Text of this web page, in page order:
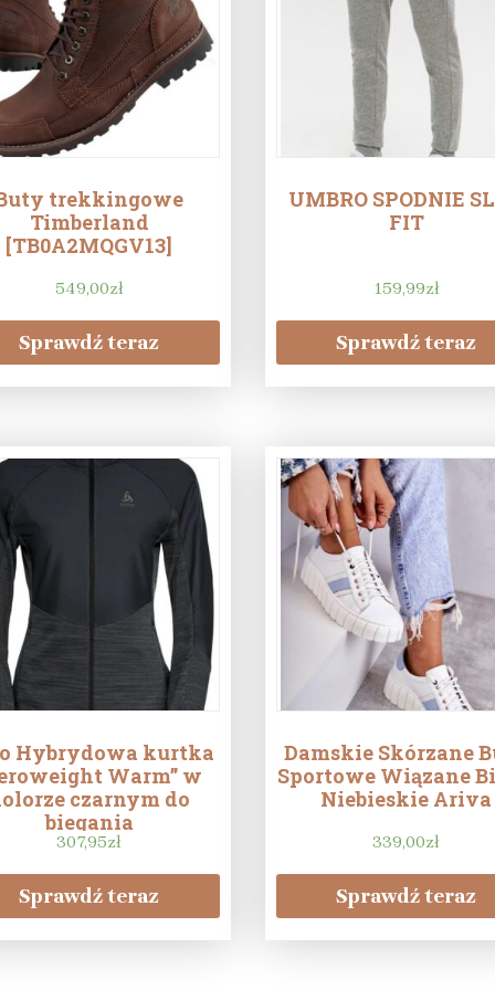
trekkingowe
Timberland
[TB0A2MQGV13]
549,00zł
Sprawdź teraz
UMBRO SPODNIE
FIT
159,99zł
Sprawdź teraz
Hybrydowa kurtka
Warm” w
czarnym do
biegania
307,95zł
Sprawdź teraz
Damskie Skórzane
Sportowe Wiązane
Niebieskie Ariva
339,00zł
Sprawdź teraz